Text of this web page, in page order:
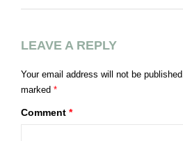
LEAVE A REPLY
Your email address will not be published.
marked *
Comment *